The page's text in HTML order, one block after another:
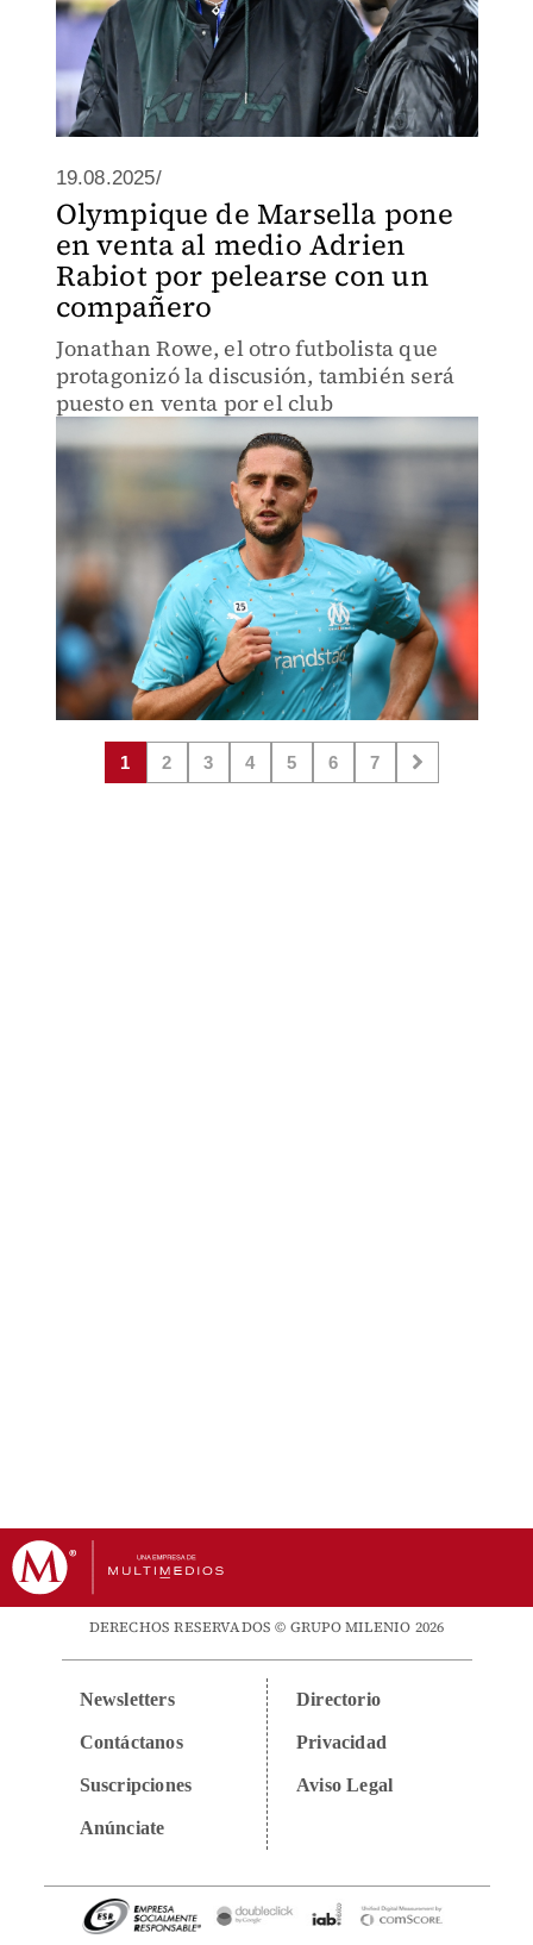
19.08.2025/
Olympique de Marsella pone
en venta al medio Adrien
Rabiot por pelearse con un
compañero
Jonathan Rowe, el otro futbolista que
protagonizó la discusión, también será
puesto en venta por el club
1 2 3 4 5 6 7
DERECHOS RESERVADOS © GRUPO MILENIO 2026
Newsletters
Contáctanos
Suscripciones
Anúnciate
Directorio
Privacidad
Aviso Legal